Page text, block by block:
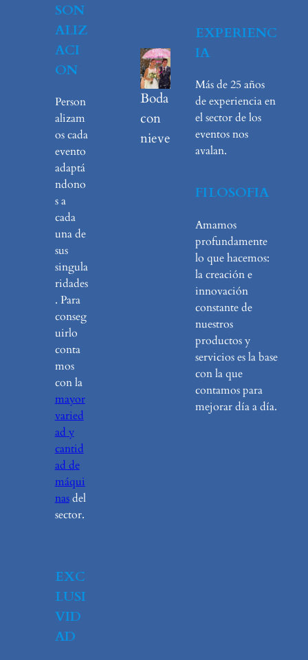
SON
ALIZ
ACI
ON
Person
alizam
os cada
evento
adaptá
ndono
s a
cada
una de
sus
singula
ridades
. Para
conseg
uirlo
conta
mos
con la
mayor
varied
ad y
cantid
ad de
máqui
nasdel
sector.
EXC
LUSI
VID
AD
Boda
con
nieve
EXPERIENC
IA
Más de 25 años
de experiencia en
el sector de los
eventos nos
avalan.
FILOSOFIA
Amamos
profundamente
lo que hacemos:
la creación e
innovación
constante de
nuestros
productos y
servicios es la base
con la que
contamos para
mejorar día a día.